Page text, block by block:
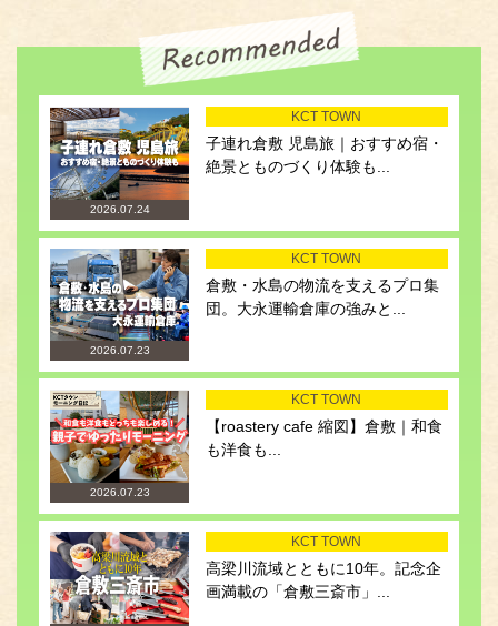
2026.07.24
KCT TOWN
子連れ倉敷 児島旅｜おすすめ宿・
絶景とものづくり体験も...
2026.07.23
KCT TOWN
倉敷・水島の物流を支えるプロ集
団。大永運輸倉庫の強みと...
2026.07.23
KCT TOWN
【roastery cafe 縮図】倉敷｜和食
も洋食も...
KCT TOWN
高梁川流域とともに10年。記念企
画満載の「倉敷三斎市」...